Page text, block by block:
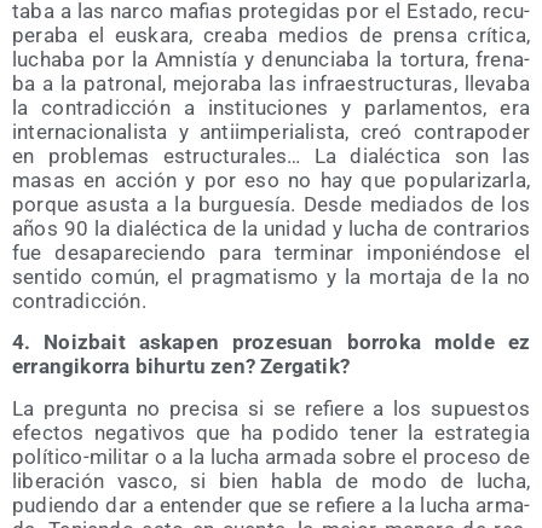
ta­ba a las nar­co mafias pro­te­gi­das por el Esta­do, recu­
pe­ra­ba el eus­ka­ra, crea­ba medios de pren­sa crí­ti­ca,
lucha­ba por la Amnis­tía y denun­cia­ba la tor­tu­ra, fre­na­
ba a la patro­nal, mejo­ra­ba las infra­es­truc­tu­ras, lle­va­ba
la con­tra­dic­ción a ins­ti­tu­cio­nes y par­la­men­tos, era
inter­na­cio­na­lis­ta y anti­im­pe­ria­lis­ta, creó con­tra­po­der
en pro­ble­mas estruc­tu­ra­les… La dia­léc­ti­ca son las
masas en acción y por eso no hay que popu­la­ri­zar­la,
por­que asus­ta a la bur­gue­sía. Des­de media­dos de los
años 90 la dia­léc­ti­ca de la uni­dad y lucha de con­tra­rios
fue des­apa­re­cien­do para ter­mi­nar impo­nién­do­se el
sen­ti­do común, el prag­ma­tis­mo y la mor­ta­ja de la no
contradicción.
4. Noiz­bait aska­pen pro­ze­suan borro­ka mol­de ez
erran­gi­ko­rra bihur­tu zen? Zergatik?
La pre­gun­ta no pre­ci­sa si se refie­re a los supues­tos
efec­tos nega­ti­vos que ha podi­do tener la estra­te­gia
polí­ti­co-mili­tar o a la lucha arma­da sobre el pro­ce­so de
libe­ra­ción vas­co, si bien habla de modo de lucha,
pudien­do dar a enten­der que se refie­re a la lucha arma­